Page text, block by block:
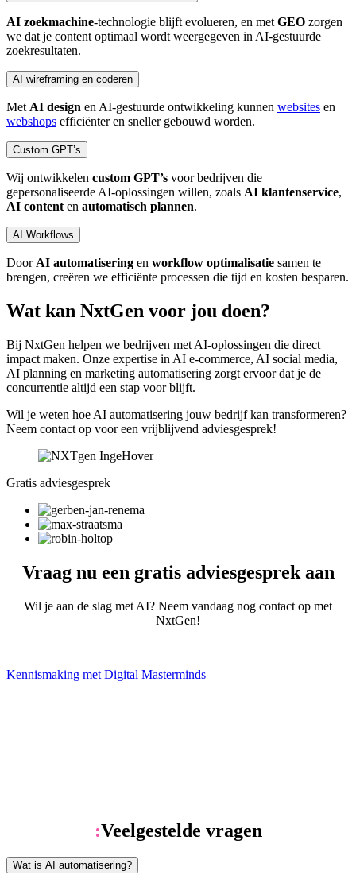
AI zoekmachine-technologie blijft evolueren, en met GEO zorgen
we dat je content optimaal wordt weergegeven in AI-gestuurde
zoekresultaten.
AI wireframing en coderen
Met AI design en AI-gestuurde ontwikkeling kunnen websites en
webshops efficiënter en sneller gebouwd worden.
Custom GPT’s
Wij ontwikkelen custom GPT’s voor bedrijven die
gepersonaliseerde AI-oplossingen willen, zoals AI klantenservice,
AI content en automatisch plannen.
AI Workflows
Door AI automatisering en workflow optimalisatie samen te
brengen, creëren we efficiënte processen die tijd en kosten besparen.
Wat kan NxtGen voor jou doen?
Bij NxtGen helpen we bedrijven met AI-oplossingen die direct
impact maken. Onze expertise in AI e-commerce, AI social media,
AI planning en marketing automatisering zorgt ervoor dat je de
concurrentie altijd een stap voor blijft.
Wil je weten hoe AI automatisering jouw bedrijf kan transformeren?
Neem contact op voor een vrijblijvend adviesgesprek!
Gratis adviesgesprek
Vraag nu een gratis adviesgesprek aan
Wil je aan de slag met AI? Neem vandaag nog contact op met
NxtGen!
Kennismaking met Digital Masterminds
:Veelgestelde vragen
Wat is AI automatisering?